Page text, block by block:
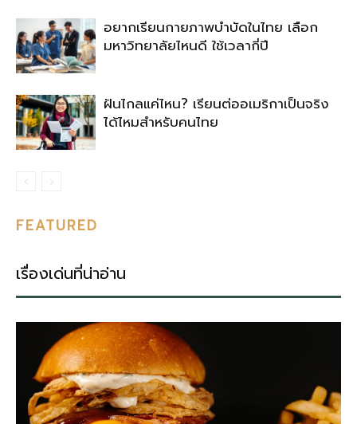
อยากเรียนกายภาพบำบัดในไทย เลือก
มหาวิทยาลัยไหนดี ใช้เวลากี่ปี
ฝันไกลแค่ไหน? เรียนต่ออเมริกาเป็นจริง
ได้ไหมสำหรับคนไทย
FEATURED
เรื่องเด่นที่น่าอ่าน